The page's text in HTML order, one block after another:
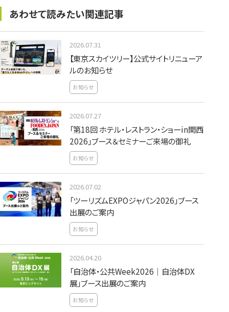
あわせて読みたい関連記事
2026.07.31
【東京スカイツリー】公式サイトリニューア
ルのお知らせ
お知らせ
2026.07.27
「第18回 ホテル・レストラン・ショーin関西
2026」ブース＆セミナーご来場の御礼
お知らせ
2026.07.02
「ツーリズムEXPOジャパン2026」ブース
出展のご案内
お知らせ
2026.04.20
「自治体・公共Week2026｜自治体DX
展」ブース出展のご案内
お知らせ